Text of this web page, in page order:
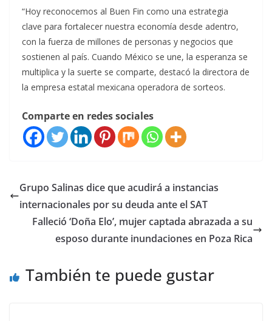
“Hoy reconocemos al Buen Fin como una estrategia
clave para fortalecer nuestra economía desde adentro,
con la fuerza de millones de personas y negocios que
sostienen al país. Cuando México se une, la esperanza se
multiplica y la suerte se comparte, destacó la directora de
la empresa estatal mexicana operadora de sorteos.
Comparte en redes sociales
Grupo Salinas dice que acudirá a instancias
internacionales por su deuda ante el SAT
Falleció ‘Doña Elo’, mujer captada abrazada a su
esposo durante inundaciones en Poza Rica
También te puede gustar